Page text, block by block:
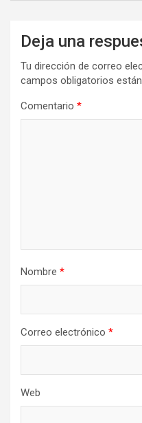
Deja una
Tu dirección de correo
campos obligatorios
Comentario *
Nombre *
Correo electrónico *
Web